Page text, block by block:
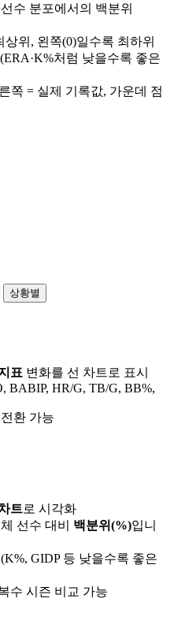
수 분포에서의 백분위
위, 왼쪽(0)일수록 최하위
처럼 낮을수록 좋은
쪽 = 실제 기록값, 가운데 점
상황별
표 변화를 선 차트로 표시
BABIP, HR/G, TB/G, BB%,
환 가능
트로 시각화
선수 대비 백분위(%)입니
GIDP 등 낮을수록 좋은
수 시즌 비교 가능